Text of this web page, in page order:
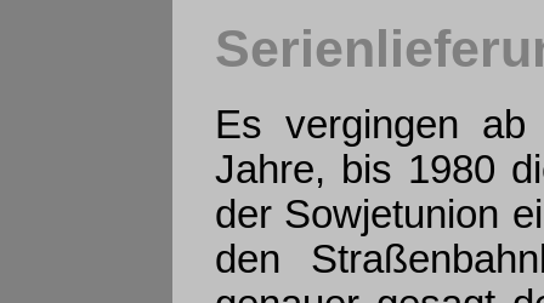
Es vergingen
Jahre, bis 1980
der Sowjetunion
den